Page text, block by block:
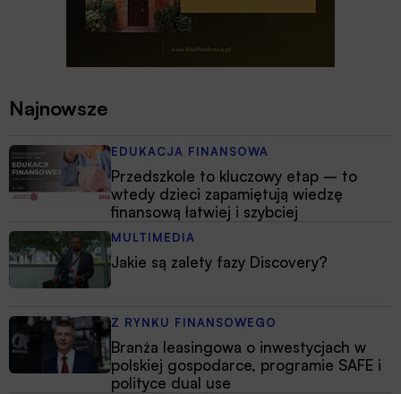
Najnowsze
EDUKACJA FINANSOWA
Przedszkole to kluczowy etap – to
wtedy dzieci zapamiętują wiedzę
finansową łatwiej i szybciej
MULTIMEDIA
Jakie są zalety fazy Discovery?
Z RYNKU FINANSOWEGO
Branża leasingowa o inwestycjach w
polskiej gospodarce, programie SAFE i
polityce dual use